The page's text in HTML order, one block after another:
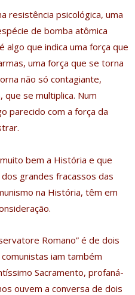
resistência psicológica, uma
de bomba atômica
algo que indica uma força que
uma força que se torna
não só contagiante,
se multiplica. Num
parecido com a força da
bem a História e que
grandes fracassos das
na História, têm em
Romano” é de dois
iam também
Sacramento, profaná-
ouvem a conversa de dois